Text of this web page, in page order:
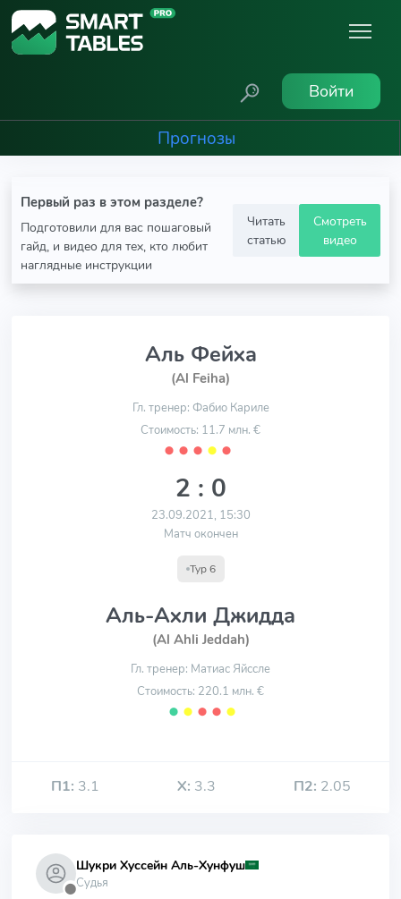
Войти
Прогнозы
Первый раз в этом разделе?
Подготовили для вас пошаговый
гайд, и видео для тех, кто любит
наглядные инструкции
Читать
статью
Смотреть
видео
Аль Фейха
(Al Feiha)
Гл. тренер: Фабио Кариле
Стоимость: 11.7 млн. €
⬤ ⬤ ⬤ ⬤ ⬤
2 : 0
23.09.2021, 15:30
Матч окончен
Тур 6
Аль-Ахли Джидда
(Al Ahli Jeddah)
Гл. тренер: Матиас Яйссле
Стоимость: 220.1 млн. €
⬤ ⬤ ⬤ ⬤ ⬤
П1: 3.1 Х: 3.3 П2: 2.05
⬤
Шукри Хуссейн Аль-Хунфуш
Судья